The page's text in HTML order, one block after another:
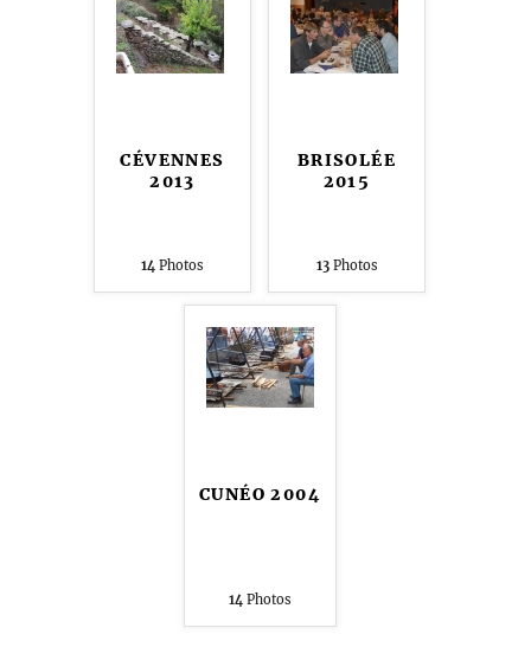
CÉVENNES
2013
14 Photos
BRISOLÉE
2015
13Photos
CUNÉO 2004
14Photos